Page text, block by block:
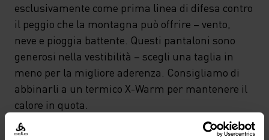
esclusivamente come prima linea di difesa contro
il peggio che la montagna può offrire – vento,
neve e pioggia battente. Questi pantaloni sono
generosi nella vestibilità – scegli una taglia in
meno per la migliore aderenza. Consigliamo di
abbinarli a un termico X-Warm per mantenere il
calore in quota.